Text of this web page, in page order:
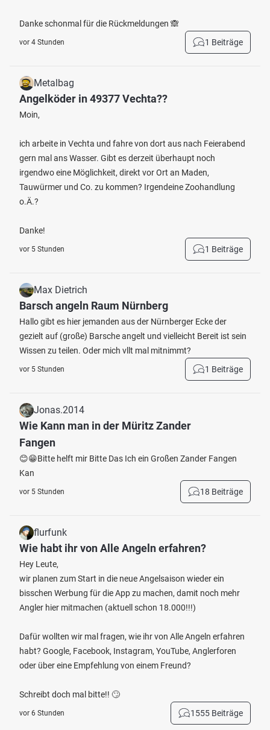
Danke schonmal für die Rückmeldungen 🙈
vor 4 Stunden 1 Beiträge
Metalbag
Angelköder in 49377 Vechta??
Moin,
ich arbeite in Vechta und fahre von dort aus nach Feierabend
gern mal ans Wasser. Gibt es derzeit überhaupt noch
irgendwo eine Möglichkeit, direkt vor Ort an Maden,
Tauwürmer und Co. zu kommen? Irgendeine Zoohandlung
o.Ä.?
Danke!
vor 5 Stunden 1 Beiträge
Max Dietrich
Barsch angeln Raum Nürnberg
Hallo gibt es hier jemanden aus der Nürnberger Ecke der
gezielt auf (große) Barsche angelt und vielleicht Bereit ist sein
Wissen zu teilen. Oder mich vllt mal mitnimmt?
vor 5 Stunden 1 Beiträge
Jonas.2014
Wie Kann man in der Müritz Zander
Fangen
😊😁Bitte helft mir Bitte Das Ich ein Großen Zander Fangen
Kan
vor 5 Stunden 18 Beiträge
flurfunk
Wie habt ihr von Alle Angeln erfahren?
Hey Leute,
wir planen zum Start in die neue Angelsaison wieder ein
bisschen Werbung für die App zu machen, damit noch mehr
Angler hier mitmachen (aktuell schon 18.000!!!)
Dafür wollten wir mal fragen, wie ihr von Alle Angeln erfahren
habt? Google, Facebook, Instagram, YouTube, Anglerforen
oder über eine Empfehlung von einem Freund?
Schreibt doch mal bitte!! 🙄
vor 6 Stunden 1555 Beiträge